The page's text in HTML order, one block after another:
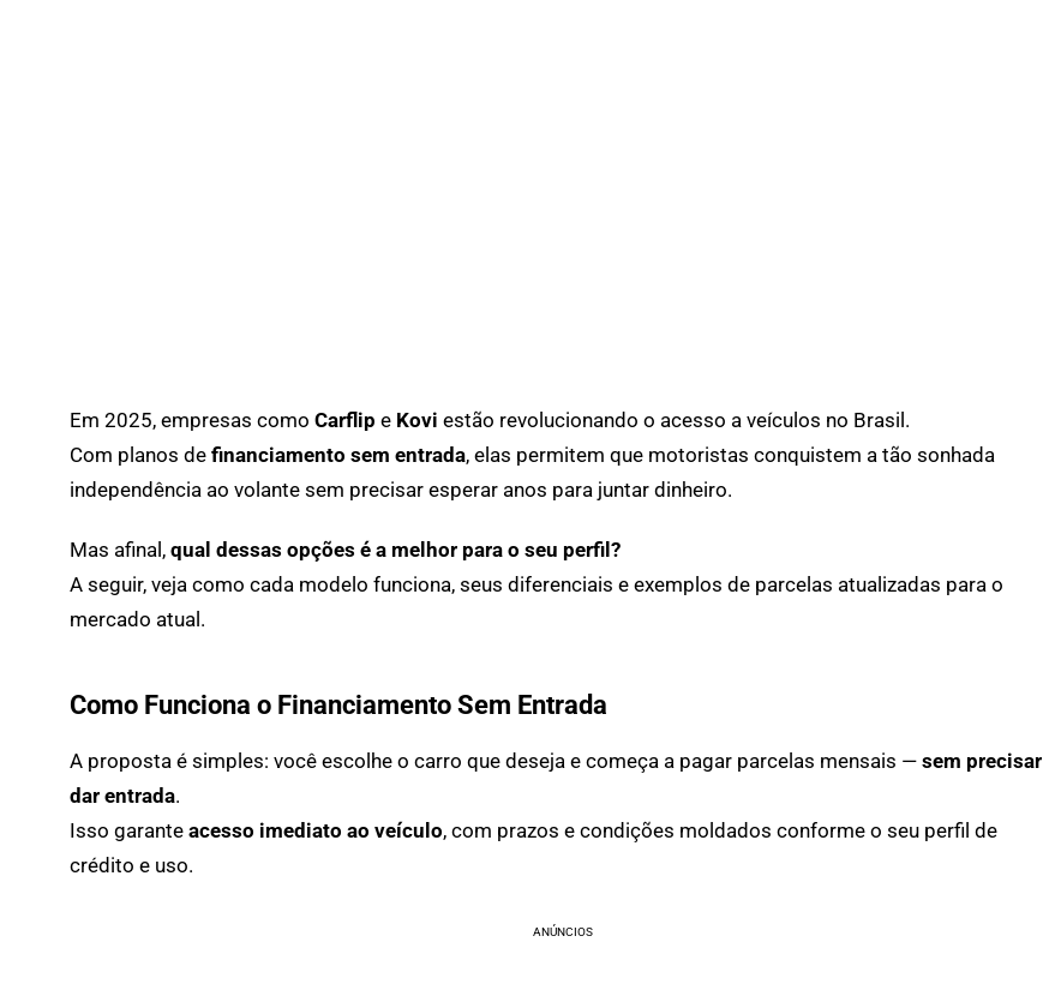
Em 2025, empresas como Carflip e Kovi estão revolucionando o acesso a veículos no Brasil.
Com planos de financiamento sem entrada, elas permitem que motoristas conquistem a tão sonhada
independência ao volante sem precisar esperar anos para juntar dinheiro.
Mas afinal, qual dessas opções é a melhor para o seu perfil?
A seguir, veja como cada modelo funciona, seus diferenciais e exemplos de parcelas atualizadas para o
mercado atual.
Como Funciona o Financiamento Sem Entrada
A proposta é simples: você escolhe o carro que deseja e começa a pagar parcelas mensais — sem precisar
dar entrada.
Isso garante acesso imediato ao veículo, com prazos e condições moldados conforme o seu perfil de
crédito e uso.
ANÚNCIOS